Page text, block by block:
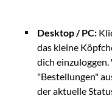
Desktop / PC:
das kleine
dich
"Bestellungen"
der aktuelle